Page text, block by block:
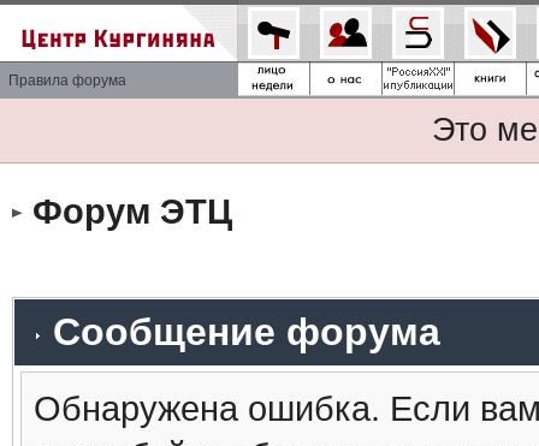
Правила форума
Это
Форум ЭТЦ
Сообщение форума
Обнаружена ошибка. Если